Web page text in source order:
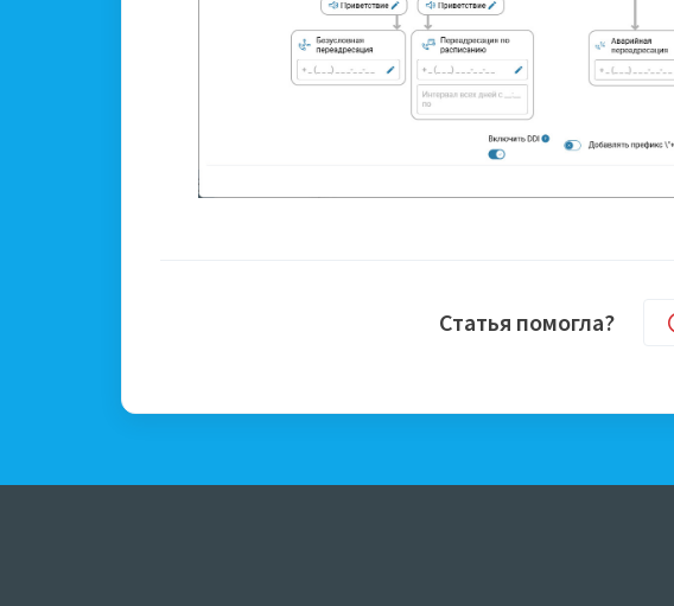
Статья помогла?